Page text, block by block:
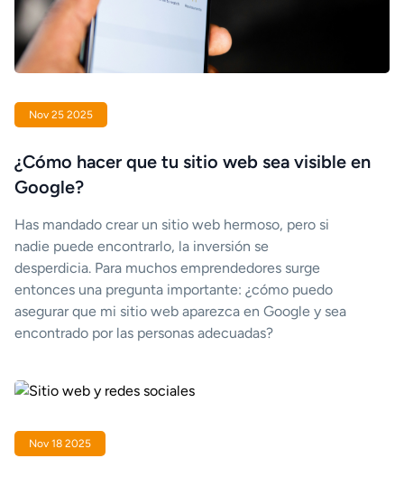
Nov 25 2025
¿Cómo hacer que tu sitio web sea visible en
Google?
Has mandado crear un sitio web hermoso, pero si
nadie puede encontrarlo, la inversión se
desperdicia. Para muchos emprendedores surge
entonces una pregunta importante: ¿cómo puedo
asegurar que mi sitio web aparezca en Google y sea
encontrado por las personas adecuadas?
Nov 18 2025